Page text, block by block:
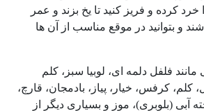
کرده و فریز کنید تا یخ بزند و عمر
و بتوانید در موقع مناسب از آن ها
مانند فلفل دلمه ای، لوبیا سبز، کلم
کلم، کرفس، خیار، پیاز، بادمجان، قارچ،
آبی (بلوبری)، موز و بسیاری دیگر از